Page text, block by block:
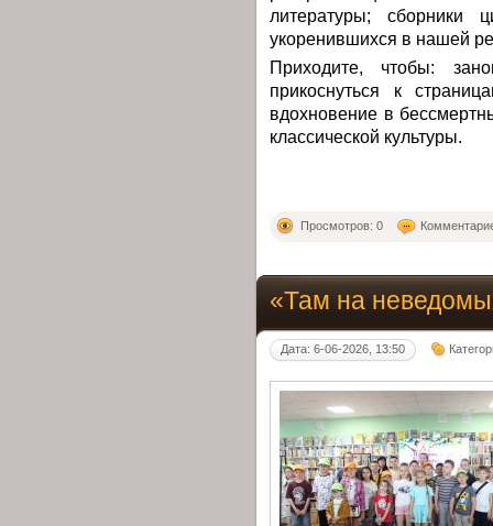
литературы; сборники
укоренившихся в нашей
Приходите, чтобы:
прикоснуться к
вдохновение в
классической культуры.
Просмотров: 0
«Там на
Дата: 6-06-2026, 13:50